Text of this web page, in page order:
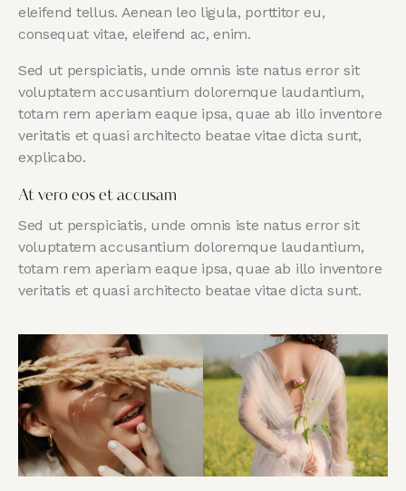
eleifend tellus. Aenean leo ligula, porttitor eu,
consequat vitae, eleifend ac, enim.
Sed ut perspiciatis, unde omnis iste natus error sit
voluptatem accusantium doloremque laudantium,
totam rem aperiam eaque ipsa, quae ab illo inventore
veritatis et quasi architecto beatae vitae dicta sunt,
explicabo.
At vero eos et accusam
Sed ut perspiciatis, unde omnis iste natus error sit
voluptatem accusantium doloremque laudantium,
totam rem aperiam eaque ipsa, quae ab illo inventore
veritatis et quasi architecto beatae vitae dicta sunt.